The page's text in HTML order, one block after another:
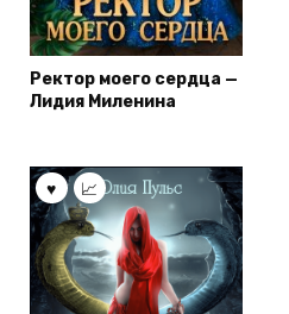
Ректор моего сердца —
Лидия Миленина